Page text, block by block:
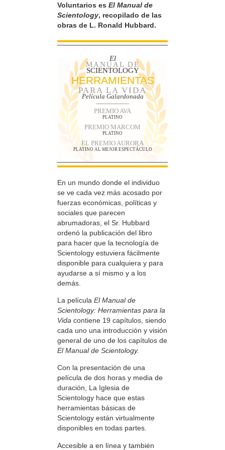
Voluntarios es El Manual de
Scientology, recopilado de las
obras de L. Ronald Hubbard.
El
MANUAL DE
SCIENTOLOGY
HERRAMIENTAS
PARA LA VIDA
Película Galardonada
PREMIO AVA
PLATINO
PREMIO MARCOM
PLATINO
EL PREMIO AURORA
PLATINO AL MEJOR ESPECTÁCULO
En un mundo donde el individuo
se ve cada vez más acosado por
fuerzas económicas, políticas y
sociales que parecen
abrumadoras, el Sr. Hubbard
ordenó la publicación del libro
para hacer que la tecnología de
Scientology estuviera fácilmente
disponible para cualquiera y para
ayudarse a sí mismo y a los
demás.
La película El Manual de
Scientology: Herramientas para la
Vida contiene 19 capítulos, siendo
cada uno una introducción y visión
general de uno de los capítulos de
El Manual de Scientology.
Con la presentación de una
película de dos horas y media de
duración, La Iglesia de
Scientology hace que estas
herramientas básicas de
Scientology están virtualmente
disponibles en todas partes.
Accesible a en línea y también